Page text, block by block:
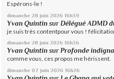
Espérons-le !
dimanche 28 juin 2026 16h39
Yvan Quintin surDélégué ADMD
je suis très contentpour vous !
dimanche 28 juin 2026 16h36
Yvan Quintin surProfonde
comme vous, ces propos me hérissent.
dimanche 07 juin 2026 16h26